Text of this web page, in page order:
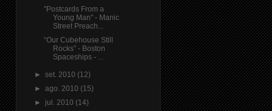
"Postcards From a
Young Man" - Manic
Street Preach...
“Our Cubehouse Still
Rocks” - Boston
Spaceships - ...
►set. 2010 (12)
►ago. 2010 (15)
► jul. 2010 (14)